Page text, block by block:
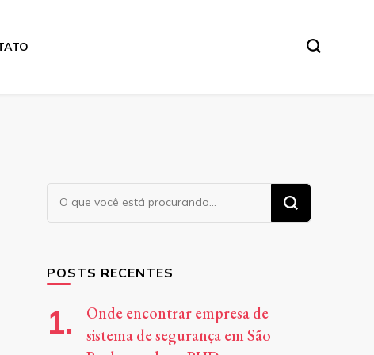
Procurando
algo?
POSTS RECENTES
Onde encontrar empresa de
sistema de segurança em São